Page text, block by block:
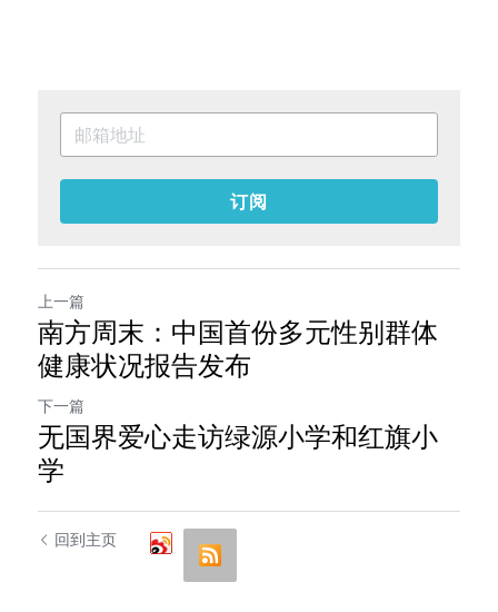
订阅
上一篇
南方周末：中国首份多元性别群体
健康状况报告发布​
下一篇
无国界爱心走访绿源小学和红旗小
学
回到主页